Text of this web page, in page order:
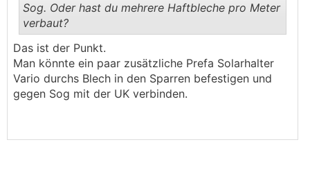
..
Sog. Oder hast du mehrere Haftbleche pro Meter
verbaut?
Das ist der Punkt.
Man könnte ein paar zusätzliche Prefa Solarhalter
Vario durchs Blech in den Sparren befestigen und
gegen Sog mit der UK verbinden.